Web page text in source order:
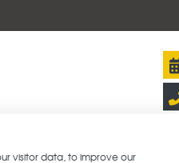
visitor data, to improve our